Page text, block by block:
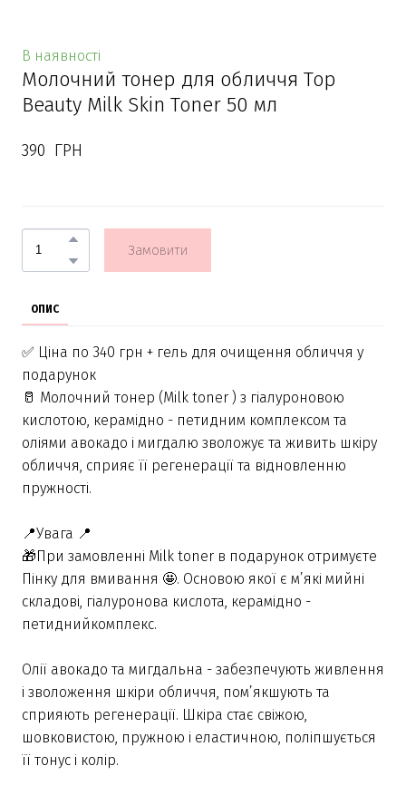
В наявності
Молочний тонер для обличчя Top
Beauty Milk Skin Toner 50 мл
390  ГРН
Замовити
ОПИС
✅ Ціна по 340 грн + гель для очищення обличчя у
подарунок
🥛 Молочний тонер (Milk toner ) з гіалуроновою
кислотою, керамідно - петидним комплексом та
оліями авокадо і мигдалю зволожує та живить шкіру
обличчя, сприяє її регенерації та відновленню
пружності.
📍Увага 📍
🎁При замовленні Milk toner в подарунок отримуєте
Пінку для вмивання 🤩. Основою якої є м’які мийні
складові, гіалуронова кислота, керамідно -
петиднийкомплекс.
Олії авокадо та мигдальна - забезпечують живлення
і зволоження шкіри обличчя, пом’якшують та
сприяють регенерації. Шкіра стає свіжою,
шовковистою, пружною і еластичною, поліпшується
її тонус і колір.